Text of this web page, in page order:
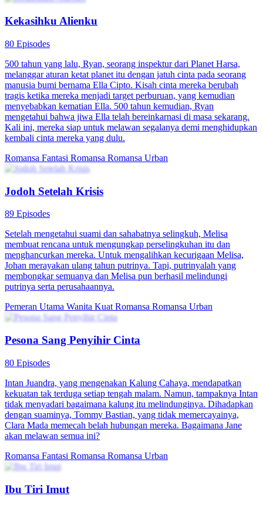
Kekasihku Alienku
80 Episodes
500 tahun yang lalu, Ryan, seorang inspektur dari Planet Harsa,
melanggar aturan ketat planet itu dengan jatuh cinta pada seorang
manusia bumi bernama Ella Cipto. Kisah cinta mereka berubah
tragis ketika mereka menjadi target perburuan, yang kemudian
menyebabkan kematian Ella. 500 tahun kemudian, Ryan
mengetahui bahwa jiwa Ella telah bereinkarnasi di masa sekarang.
Kali ini, mereka siap untuk melawan segalanya demi menghidupkan
kembali cinta mereka yang dulu.
Romansa Fantasi Romansa Romansa Urban
Jodoh Setelah Krisis
89 Episodes
Setelah mengetahui suami dan sahabatnya selingkuh, Melisa
membuat rencana untuk mengungkap perselingkuhan itu dan
menghancurkan mereka. Untuk mengalihkan kecurigaan Melisa,
Johan merayakan ulang tahun putrinya. Tapi, putrinyalah yang
membongkar semuanya dan Melisa pun berhasil melindungi
putrinya serta perusahaannya.
Pemeran Utama Wanita Kuat Romansa Romansa Urban
Pesona Sang Penyihir Cinta
80 Episodes
Intan Juandra, yang mengenakan Kalung Cahaya, mendapatkan
kekuatan tak terduga setiap tengah malam. Namun, tampaknya Intan
tidak menyadari bagaimana kalung itu melindunginya. Dihadapkan
dengan suaminya, Tommy Bastian, yang tidak memercayainya,
Clara Mada memecah belah hubungan mereka. Bagaimana Jane
akan melawan semua ini?
Romansa Fantasi Romansa Romansa Urban
Ibu Tiri Imut